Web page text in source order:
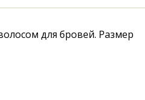
для бровей. Размер